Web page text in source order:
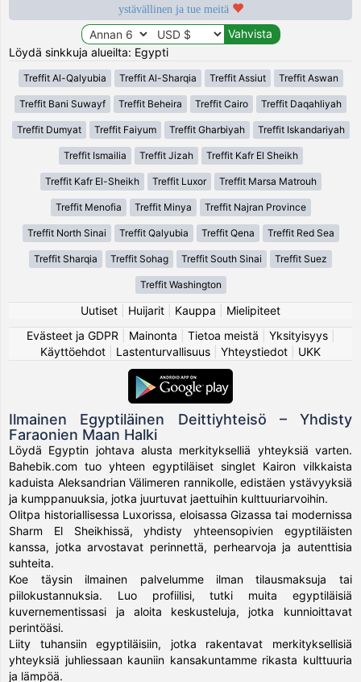
ystävällinen ja tue meitä
Löydä sinkkuja alueilta: Egypti
Treffit Al-Qalyubia Treffit Al-Sharqia Treffit Assiut Treffit Aswan
Treffit Bani Suwayf Treffit Beheira Treffit Cairo Treffit Daqahliyah
Treffit Dumyat Treffit Faiyum Treffit Gharbiyah Treffit Iskandariyah
Treffit Ismailia Treffit Jizah Treffit Kafr El Sheikh
Treffit Kafr El-Sheikh Treffit Luxor Treffit Marsa Matrouh
Treffit Menofia Treffit Minya Treffit Najran Province
Treffit North Sinai Treffit Qalyubia Treffit Qena Treffit Red Sea
Treffit Sharqia Treffit Sohag Treffit South Sinai Treffit Suez
Treffit Washington
Uutiset Huijarit Kauppa
Mielipiteet
Evästeet ja GDPR
Mainonta Tietoa meistä Yksityisyys|
Käyttöehdot
Lastenturvallisuus Yhteystiedot UKK
Ilmainen Egyptiläinen Deittiyhteisö – Yhdisty
Faraonien Maan Halki
Löydä Egyptin johtava alusta merkitykselliä yhteyksiä varten.
Bahebik.com tuo yhteen egyptiläiset singlet Kairon vilkkaista
kaduista Aleksandrian Välimeren rannikolle, edistäen ystävyyksiä
ja kumppanuuksia, jotka juurtuvat jaettuihin kulttuuriarvoihin.
Olitpa historiallisessa Luxorissa, eloisassa Gizassa tai modernissa
Sharm El Sheikhissä, yhdisty yhteensopivien egyptiläisten
kanssa, jotka arvostavat perinnettä, perhearvoja ja autenttisia
suhteita.
Koe täysin ilmainen palvelumme ilman tilausmaksuja tai
piilokustannuksia. Luo profiilisi, tutki muita egyptiläisiä
kuvernementissasi ja aloita keskusteluja, jotka kunnioittavat
perintöäsi.
Liity tuhansiin egyptiläisiin, jotka rakentavat merkityksellisiä
yhteyksiä juhliessaan kauniin kansakuntamme rikasta kulttuuria
ja lämpöä.